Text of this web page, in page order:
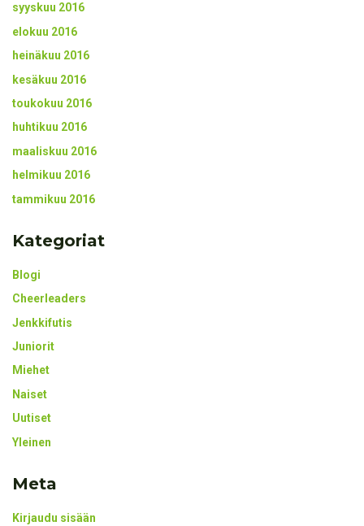
syyskuu 2016
elokuu 2016
heinäkuu 2016
kesäkuu 2016
toukokuu 2016
huhtikuu 2016
maaliskuu 2016
helmikuu 2016
tammikuu 2016
Kategoriat
Blogi
Cheerleaders
Jenkkifutis
Juniorit
Miehet
Naiset
Uutiset
Yleinen
Meta
Kirjaudu sisään